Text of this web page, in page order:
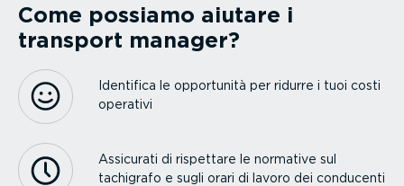
Come possiamo aiutare i
transport manager?
Identifica le opportunità per ridurre i tuoi costi
operativi
Assicurati di rispettare le normative sul
tachigrafo e sugli orari di lavoro dei conducenti